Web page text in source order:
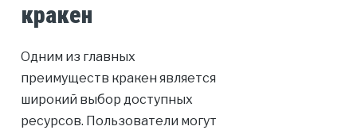
кракен
Одним из главных
преимуществ кракен является
широкий выбор доступных
ресурсов. Пользователи могут